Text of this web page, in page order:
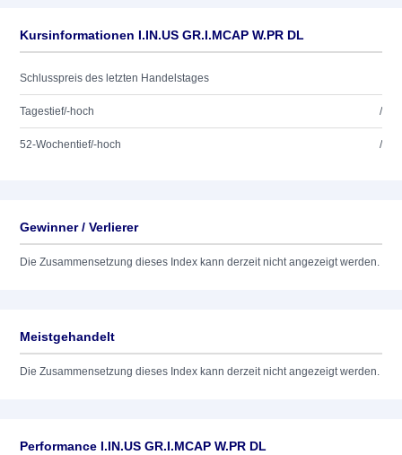
Kursinformationen I.IN.US GR.I.MCAP W.PR DL
Schlusspreis des letzten Handelstages
Tagestief/-hoch /
52-Wochentief/-hoch /
Gewinner / Verlierer
Die Zusammensetzung dieses Index kann derzeit nicht angezeigt werden.
Meistgehandelt
Die Zusammensetzung dieses Index kann derzeit nicht angezeigt werden.
Performance I.IN.US GR.I.MCAP W.PR DL